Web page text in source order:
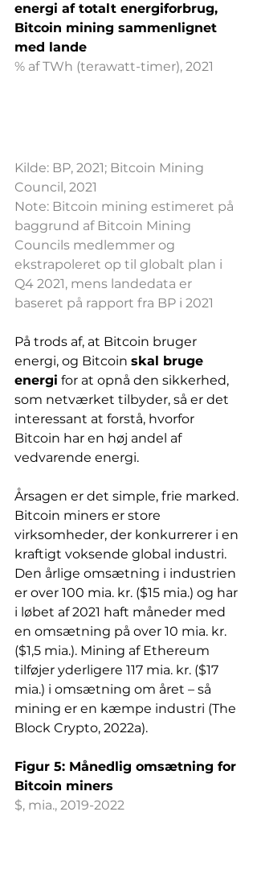
energi af totalt energiforbrug,
Bitcoin mining sammenlignet
med lande
% af TWh (terawatt-timer), 2021
Kilde: BP, 2021; Bitcoin Mining
Council, 2021
Note: Bitcoin mining estimeret på
baggrund af Bitcoin Mining
Councils medlemmer og
ekstrapoleret op til globalt plan i
Q4 2021, mens landedata er
baseret på rapport fra BP i 2021
På trods af, at Bitcoin bruger
energi, og Bitcoin skal bruge
energi for at opnå den sikkerhed,
som netværket tilbyder, så er det
interessant at forstå, hvorfor
Bitcoin har en høj andel af
vedvarende energi.
Årsagen er det simple, frie marked.
Bitcoin miners er store
virksomheder, der konkurrerer i en
kraftigt voksende global industri.
Den årlige omsætning i industrien
er over 100 mia. kr. ($15 mia.) og har
i løbet af 2021 haft måneder med
en omsætning på over 10 mia. kr.
($1,5 mia.). Mining af Ethereum
tilføjer yderligere 117 mia. kr. ($17
mia.) i omsætning om året – så
mining er en kæmpe industri (The
Block Crypto, 2022a).
Figur 5: Månedlig omsætning for
Bitcoin miners
$, mia., 2019-2022